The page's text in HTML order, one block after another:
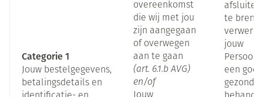
Categorie 1
Jouw bestelgegevens,
betalingsdetails en
overeenkomst
die wij met jou
zijn aangegaan
of overwegen
aan te gaan
(art. 6.1.b AVG)
en/of
te
jouw
een